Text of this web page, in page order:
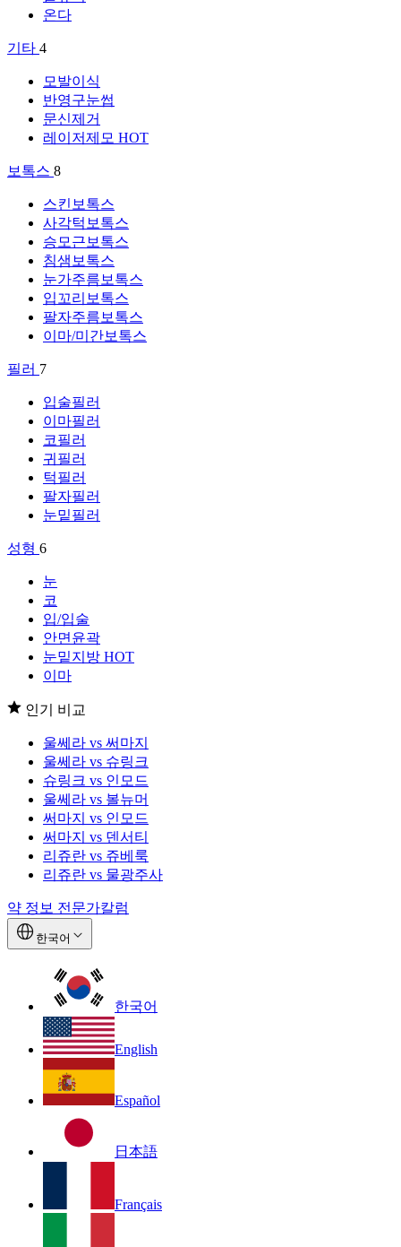
온다
기타 4
모발이식
반영구눈썹
문신제거
레이저제모 HOT
보톡스 8
스킨보톡스
사각턱보톡스
승모근보톡스
침샘보톡스
눈가주름보톡스
입꼬리보톡스
팔자주름보톡스
이마/미간보톡스
필러 7
입술필러
이마필러
코필러
귀필러
턱필러
팔자필러
눈밑필러
성형 6
눈
코
입/입술
안면윤곽
눈밑지방 HOT
이마
인기 비교
울쎄라 vs 써마지
울쎄라 vs 슈링크
슈링크 vs 인모드
울쎄라 vs 볼뉴머
써마지 vs 인모드
써마지 vs 덴서티
리쥬란 vs 쥬베룩
리쥬란 vs 물광주사
약 정보 전문가칼럼
한국어
한국어
English
Español
日本語
Français